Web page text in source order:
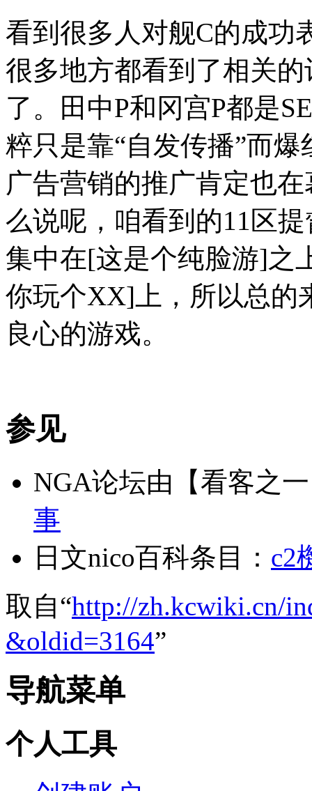
看到很多人对舰C的成功
很多地方都看到了相关
了。田中P和冈宫P都是
粹只是靠“自发传播”而
广告营销的推广肯定也
么说呢，咱看到的11区
集中在[这是个纯脸游]之
你玩个XX]上，所以总的
良心的游戏。
参见
NGA论坛由【看客之
事
日文nico百科条目： c2
取自“http://zh.kcwiki.cn/
&oldid=3164”
导航菜单
个人工具